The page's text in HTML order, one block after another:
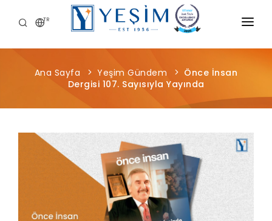
TR
KURUMSAL
ÜRÜNLERIMIZ
ÖNCE İNSAN
KARIYER
SÜRDÜRÜLEBILIRLIK
Ana Sayfa Yeşim Gündem
Önce İnsan
Dergisi 107. Sayısıyla Yayında